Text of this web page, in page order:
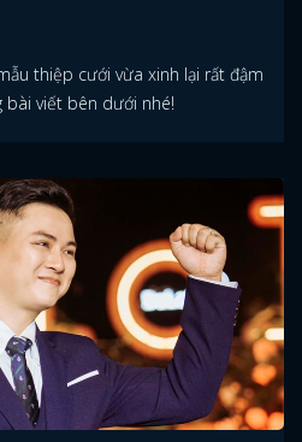
thiệp cưới vừa xinh lại rất đậm
bài viết bên dưới nhé!